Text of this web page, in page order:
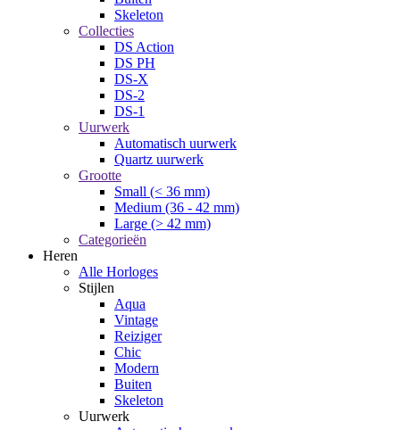
Skeleton
Collecties
DS Action
DS PH
DS-X
DS-2
DS-1
Uurwerk
Automatisch uurwerk
Quartz uurwerk
Grootte
Small (< 36 mm)
Medium (36 - 42 mm)
Large (> 42 mm)
Categorieën
Heren
Alle Horloges
Stijlen
Aqua
Vintage
Reiziger
Chic
Modern
Buiten
Skeleton
Uurwerk